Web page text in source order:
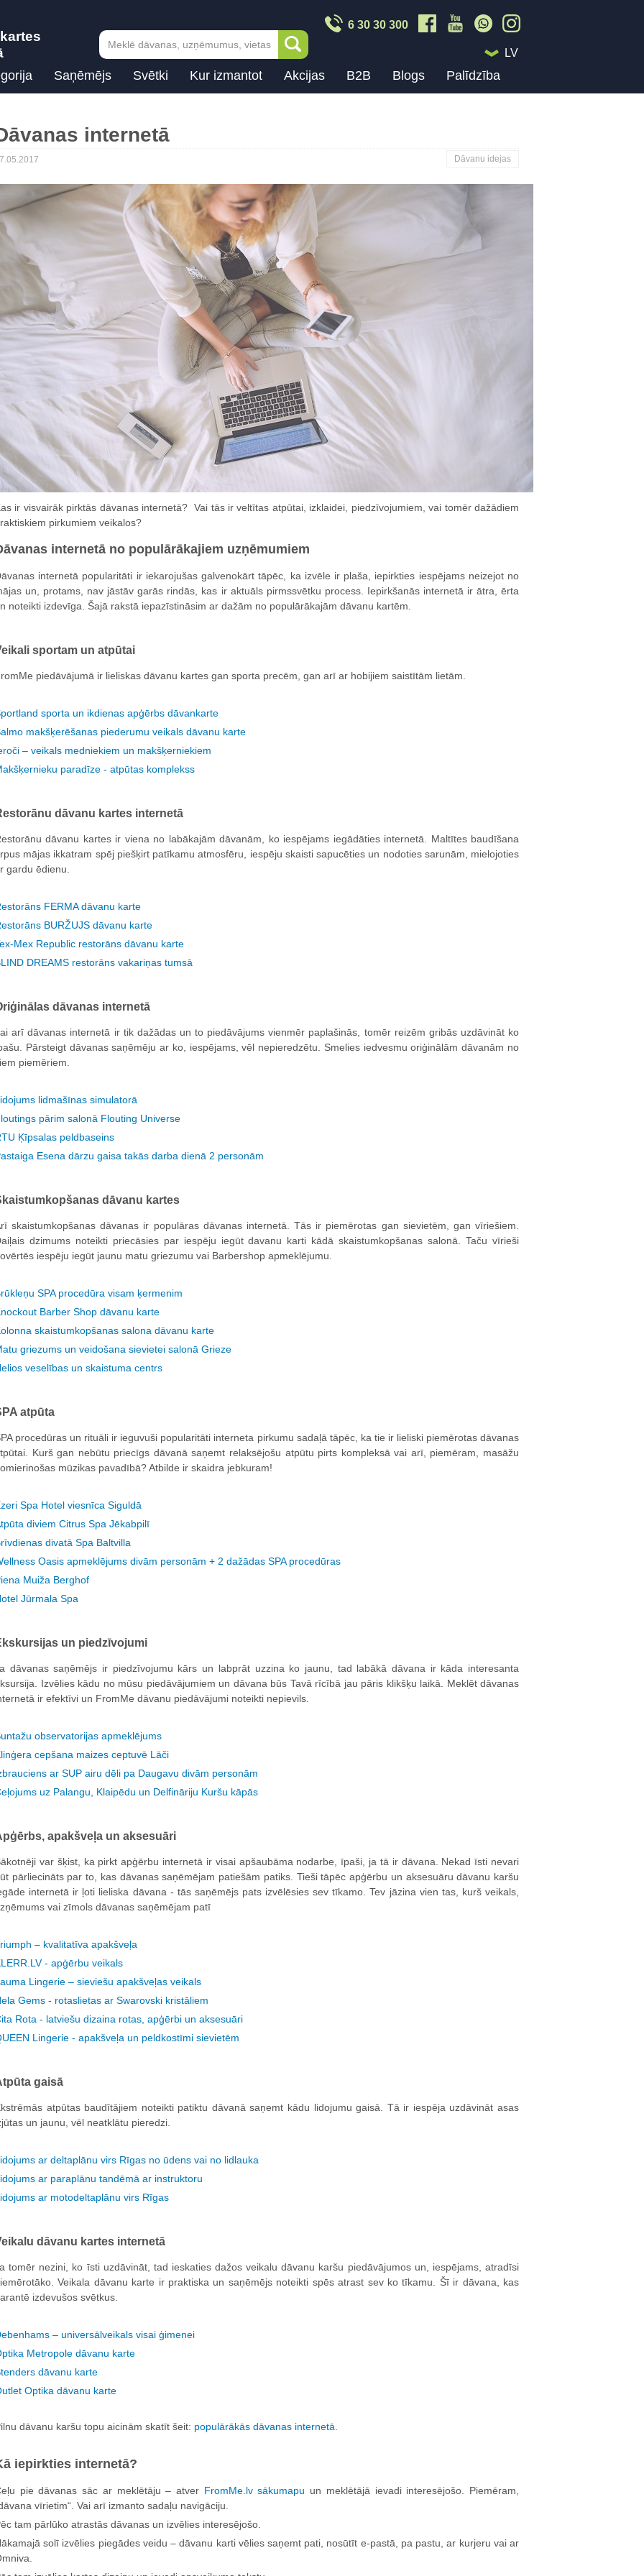
6 30 30 300
LV
Saņēmējs Svētki Kur izmantot Akcijas B2B Blogs Palīdzība
internetā
Dāvanu idejas
ir visvairāk pirktās dāvanas internetā? Vai tās ir veltītas atpūtai, izklaidei, piedzīvojumiem, vai tomēr dažādiem
pirkumiem veikalos?
internetā no populārākajiem uzņēmumiem
internetā popularitāti ir iekarojušas galvenokārt tāpēc, ka izvēle ir plaša, iepirkties iespējams neizejot no
un, protams, nav jāstāv garās rindās, kas ir aktuāls pirmssvētku process. Iepirkšanās internetā ir ātra, ērta
noteikti izdevīga. Šajā rakstā iepazīstināsim ar dažām no populārākajām dāvanu kartēm.
sportam un atpūtai
piedāvājumā ir lieliskas dāvanu kartes gan sporta precēm, gan arī ar hobijiem saistītām lietām.
sporta un ikdienas apģērbs dāvankarte
makšķerēšanas piederumu veikals dāvanu karte
– veikals medniekiem un makšķerniekiem
paradīze - atpūtas komplekss
dāvanu kartes internetā
dāvanu kartes ir viena no labākajām dāvanām, ko iespējams iegādāties internetā. Maltītes baudīšana
mājas ikkatram spēj piešķirt patīkamu atmosfēru, iespēju skaisti sapucēties un nodoties sarunām, mielojoties
gardu ēdienu.
FERMA dāvanu karte
BURŽUJS dāvanu karte
Mex Republic restorāns dāvanu karte
DREAMS restorāns vakariņas tumsā
dāvanas internetā
arī dāvanas internetā ir tik dažādas un to piedāvājums vienmēr paplašinās, tomēr reizēm gribās uzdāvināt ko
Pārsteigt dāvanas saņēmēju ar ko, iespējams, vēl nepieredzētu. Smelies iedvesmu oriģinālām dāvanām no
piemēriem.
lidmašīnas simulatorā
pārim salonā Flouting Universe
Ķīpsalas peldbaseins
Esena dārzu gaisa takās darba dienā 2 personām
dāvanu kartes
skaistumkopšanas dāvanas ir populāras dāvanas internetā. Tās ir piemērotas gan sievietēm, gan vīriešiem.
dzimums noteikti priecāsies par iespēju iegūt davanu karti kādā skaistumkopšanas salonā. Taču vīrieši
iespēju iegūt jaunu matu griezumu vai Barbershop apmeklējumu.
SPA procedūra visam ķermenim
Barber Shop dāvanu karte
skaistumkopšanas salona dāvanu karte
griezums un veidošana sievietei salonā Grieze
veselības un skaistuma centrs
atpūta
procedūras un rituāli ir ieguvuši popularitāti interneta pirkumu sadaļā tāpēc, ka tie ir lieliski piemērotas dāvanas
Kurš gan nebūtu priecīgs dāvanā saņemt relaksējošu atpūtu pirts kompleksā vai arī, piemēram, masāžu
mūzikas pavadībā? Atbilde ir skaidra jebkuram!
Spa Hotel viesnīca Siguldā
diviem Citrus Spa Jēkabpilī
divatā Spa Baltvilla
Oasis apmeklējums divām personām + 2 dažādas SPA procedūras
Muiža Berghof
Jūrmala Spa
un piedzīvojumi
dāvanas saņēmējs ir piedzīvojumu kārs un labprāt uzzina ko jaunu, tad labākā dāvana ir kāda interesanta
Izvēlies kādu no mūsu piedāvājumiem un dāvana būs Tavā rīcībā jau pāris klikšķu laikā. Meklēt dāvanas
ir efektīvi un FromMe dāvanu piedāvājumi noteikti nepievils.
observatorijas apmeklējums
cepšana maizes ceptuvē Lāči
ar SUP airu dēli pa Daugavu divām personām
uz Palangu, Klaipēdu un Delfināriju Kuršu kāpās
apakšveļa un aksesuāri
var šķist, ka pirkt apģērbu internetā ir visai apšaubāma nodarbe, īpaši, ja tā ir dāvana. Nekad īsti nevari
pārliecināts par to, kas dāvanas saņēmējam patiešām patiks. Tieši tāpēc apģērbu un aksesuāru dāvanu karšu
internetā ir ļoti lieliska dāvana - tās saņēmējs pats izvēlēsies sev tīkamo. Tev jāzina vien tas, kurš veikals,
vai zīmols dāvanas saņēmējam patī
– kvalitatīva apakšveļa
- apģērbu veikals
Lingerie – sieviešu apakšveļas veikals
Gems - rotaslietas ar Swarovski kristāliem
Rota - latviešu dizaina rotas, apģērbi un aksesuāri
Lingerie - apakšveļa un peldkostīmi sievietēm
gaisā
atpūtas baudītājiem noteikti patiktu dāvanā saņemt kādu lidojumu gaisā. Tā ir iespēja uzdāvināt asas
un jaunu, vēl neatklātu pieredzi.
ar deltaplānu virs Rīgas no ūdens vai no lidlauka
ar paraplānu tandēmā ar instruktoru
ar motodeltaplānu virs Rīgas
dāvanu kartes internetā
tomēr nezini, ko īsti uzdāvināt, tad ieskaties dažos veikalu dāvanu karšu piedāvājumos un, iespējams, atradīsi
Veikala dāvanu karte ir praktiska un saņēmējs noteikti spēs atrast sev ko tīkamu. Šī ir dāvana, kas
izdevušos svētkus.
– universālveikals visai ģimenei
Metropole dāvanu karte
dāvanu karte
Optika dāvanu karte
dāvanu karšu topu aicinām skatīt šeit: populārākās dāvanas internetā
iepirkties internetā?
pie dāvanas sāc ar meklētāju – atver FromMe.lv sākumapu un meklētājā ievadi interesējošo. Piemēram,
vīrietim“. Vai arī izmanto sadaļu navigāciju.
tam pārlūko atrastās dāvanas un izvēlies interesējošo.
solī izvēlies piegādes veidu – dāvanu karti vēlies saņemt pati, nosūtīt e-pastā, pa pastu, ar kurjeru vai ar